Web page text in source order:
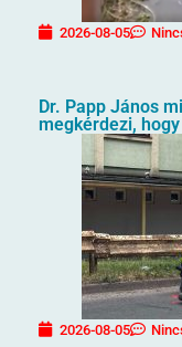
2026-08-05
Dr. Papp János
megkérdezi,
2026-08-05